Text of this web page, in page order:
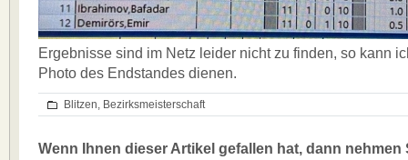
Ergebnisse sind im Netz leider nicht zu finden, so kann
Photo des Endstandes dienen.
Blitzen, Bezirksmeisterschaft
Wenn Ihnen dieser Artikel gefallen hat, dann nehmen